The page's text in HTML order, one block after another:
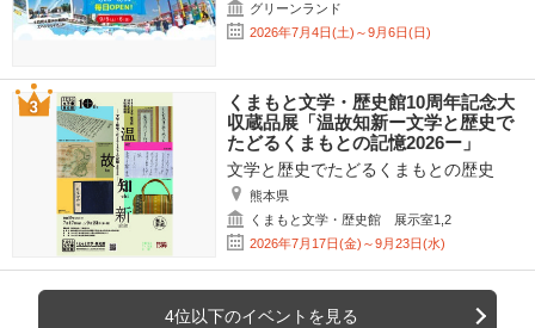
グリーンランド
2026年7月4日(土)～9月6日(日)
くまもと文学・歴史館10周年記念大
収蔵品展「温故知新ー文学と歴史で
たどるくまもとの記憶2026ー」
文学と歴史でたどるくまもとの歴史
熊本県
くまもと文学・歴史館 展示室1,2
2026年7月17日(金)～9月23日(水)
4位以下のイベントを見る